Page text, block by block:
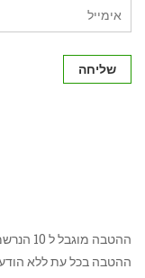
שליחה
ההטבה
ההטבה בכל עת ללא